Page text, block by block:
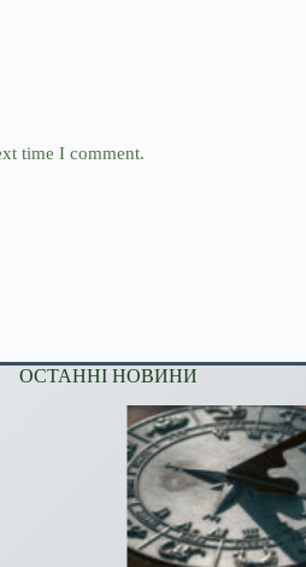
time I comment.
ОСТАННІ НОВИНИ